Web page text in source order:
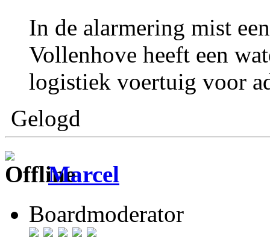
In de alarmering mist
Vollenhove heeft een
logistiek voertuig voor
Gelogd
Marcel
Boardmoderator